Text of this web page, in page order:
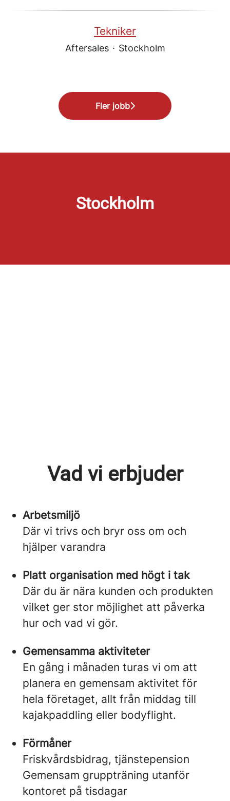
Tekniker
Aftersales · Stockholm
Fler jobb
Stockholm
Vad vi erbjuder
Arbetsmiljö
Där vi trivs och bryr oss om och
hjälper varandra
Platt organisation med högt i tak
Där du är nära kunden och produkten
vilket ger stor möjlighet att påverka
hur och vad vi gör.
Gemensamma aktiviteter
En gång i månaden turas vi om att
planera en gemensam aktivitet för
hela företaget, allt från middag till
kajakpaddling eller bodyflight.
Förmåner
Friskvårdsbidrag, tjänstepension
Gemensam gruppträning utanför
kontoret på tisdagar